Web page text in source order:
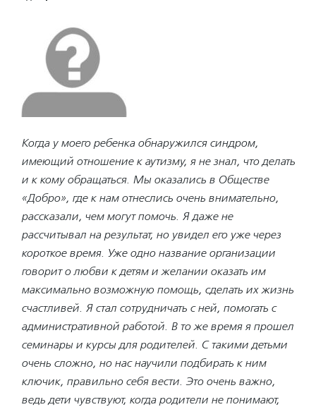
Когда у моего ребенка обнаружился синдром,
имеющий отношение к аутизму, я не знал, что делать
и к кому обращаться. Мы оказались в Обществе
«Добро», где к нам отнеслись очень внимательно,
рассказали, чем могут помочь. Я даже не
рассчитывал на результат, но увидел его уже через
короткое время. Уже одно название организации
говорит о любви к детям и желании оказать им
максимально возможную помощь, сделать их жизнь
счастливей. Я стал сотрудничать с ней, помогать с
административной работой. В то же время я прошел
семинары и курсы для родителей. С такими детьми
очень сложно, но нас научили подбирать к ним
ключик, правильно себя вести. Это очень важно,
ведь дети чувствуют, когда родители не понимают,